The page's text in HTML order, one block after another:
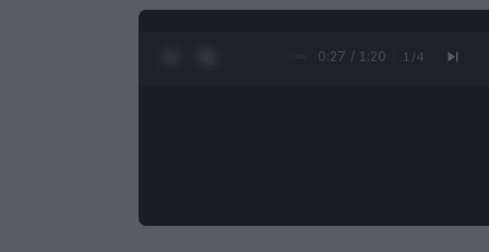
0:28 / 1:20 1 /4